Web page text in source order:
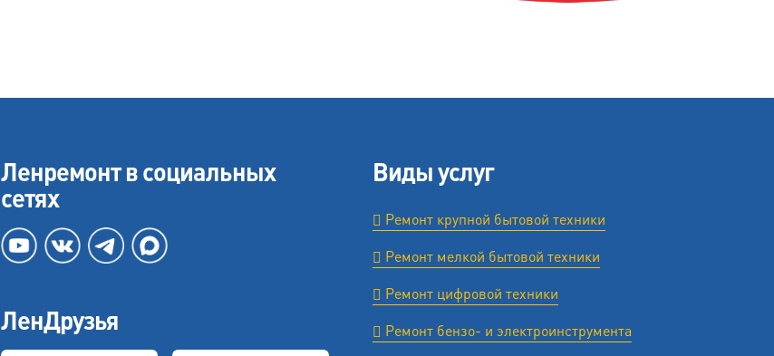
Ленремонт в социальных
сетях
ЛенДрузья
Виды услуг
Ремонт крупной бытовой техники
Ремонт мелкой бытовой техники
Ремонт цифровой техники
Ремонт бензо- и электроинструмента